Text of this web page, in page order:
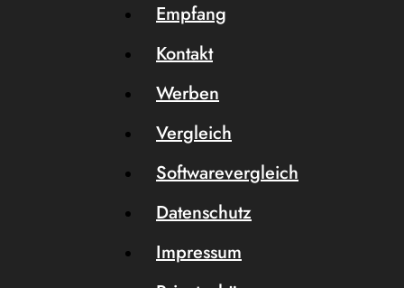
Empfang
Kontakt
Werben
Vergleich
Softwarevergleich
Datenschutz
Impressum